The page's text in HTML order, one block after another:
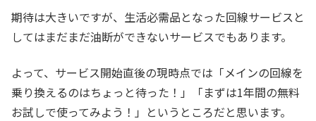
期待は大きいですが、生活必需品となった回線サービスと
してはまだまだ油断ができないサービスでもあります。
よって、サービス開始直後の現時点では「メインの回線を
乗り換えるのはちょっと待った！」「まずは1年間の無料
お試しで使ってみよう！」というところだと思います。